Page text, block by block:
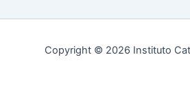
Copyright © 2026 Instituto